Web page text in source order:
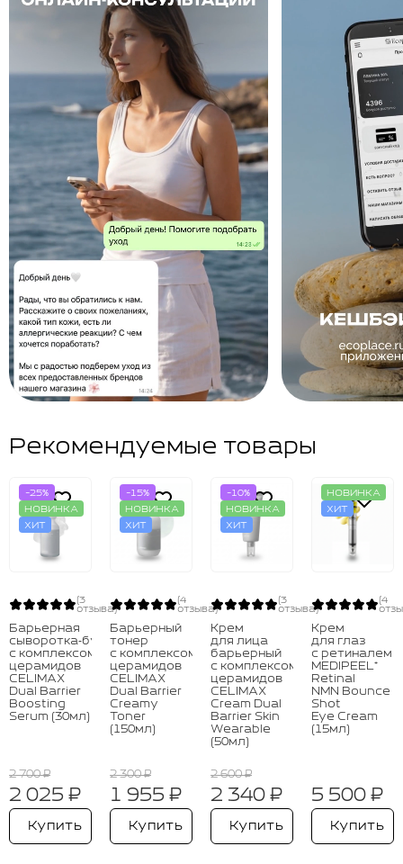
Рекомендуемые товары
-25%
НОВИНКА
ХИТ
(3
отзыва)
Барьерная
сыворотка‑бустер
с комплексом
церамидов
CELIMAX
Dual Barrier
Boosting
Serum (30мл)
2 700 ₽
2 025 ₽
Купить
-15%
НОВИНКА
ХИТ
(4
отзыва)
Барьерный
тонер
с комплексом
церамидов
CELIMAX
Dual Barrier
Creamy
Toner
(150мл)
2 300 ₽
1 955 ₽
Купить
-10%
НОВИНКА
ХИТ
(3
отзыва)
Крем
для лица
барьерный
с комплексом
церамидов
CELIMAX
Cream Dual
Barrier Skin
Wearable
(50мл)
2 600 ₽
2 340 ₽
Купить
НОВИНКА
ХИТ
(4
Крем
для глаз
с ретиналем
MEDIPEEL⁺
Retinal
NMN Bounce
Shot
Eye Cream
(15мл)
5 500 ₽
Купить